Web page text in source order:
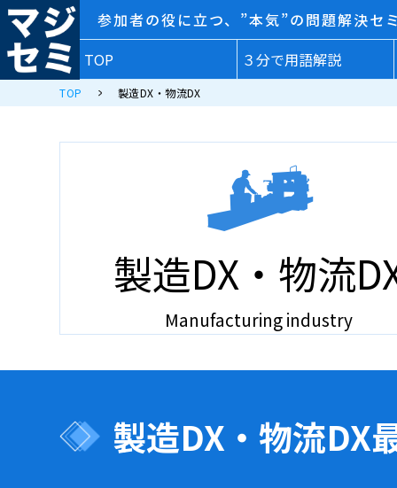
参加者の役に立つ、”本気”の問題解決セ
TOP
３分で用語解説
TOP 製造DX・物流DX
製造DX・物流
Manufacturing industry
製造DX・物流DX